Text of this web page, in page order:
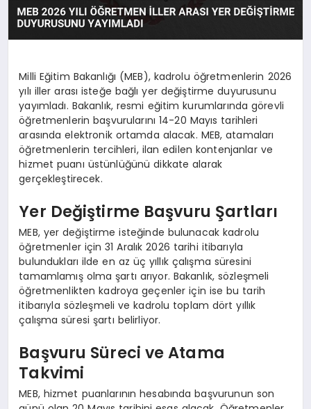
Milli Eğitim Bakanlığı (MEB), kadrolu öğretmenlerin 2026
yılı iller arası isteğe bağlı yer değiştirme duyurusunu
yayımladı. Bakanlık, resmi eğitim kurumlarında görevli
öğretmenlerin başvurularını 14-20 Mayıs tarihleri
arasında elektronik ortamda alacak. MEB, atamaları
öğretmenlerin tercihleri, ilan edilen kontenjanlar ve
hizmet puanı üstünlüğünü dikkate alarak
gerçekleştirecek.
Yer Değiştirme Başvuru Şartları
MEB, yer değiştirme isteğinde bulunacak kadrolu
öğretmenler için 31 Aralık 2026 tarihi itibarıyla
bulundukları ilde en az üç yıllık çalışma süresini
tamamlamış olma şartı arıyor. Bakanlık, sözleşmeli
öğretmenlikten kadroya geçenler için ise bu tarih
itibarıyla sözleşmeli ve kadrolu toplam dört yıllık
çalışma süresi şartı belirliyor.
Başvuru Süreci ve Atama
Takvimi
MEB, hizmet puanlarının hesabında başvurunun son